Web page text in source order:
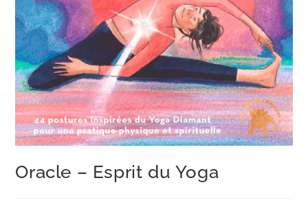
Oracle – Esprit du Yoga